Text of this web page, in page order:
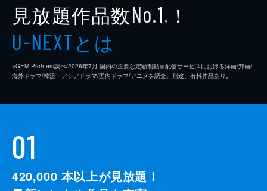
見放題作品数No.1 ※ ！
U-NEXTとは
※GEM Partners調べ/2026年7⽉ 国内の主要な定額制動画配信サービスにおける洋画/邦画/
海外ドラマ/韓流・アジアドラマ/国内ドラマ/アニメを調査。別途、有料作品あり。
01
420,000 本以上が見放題！